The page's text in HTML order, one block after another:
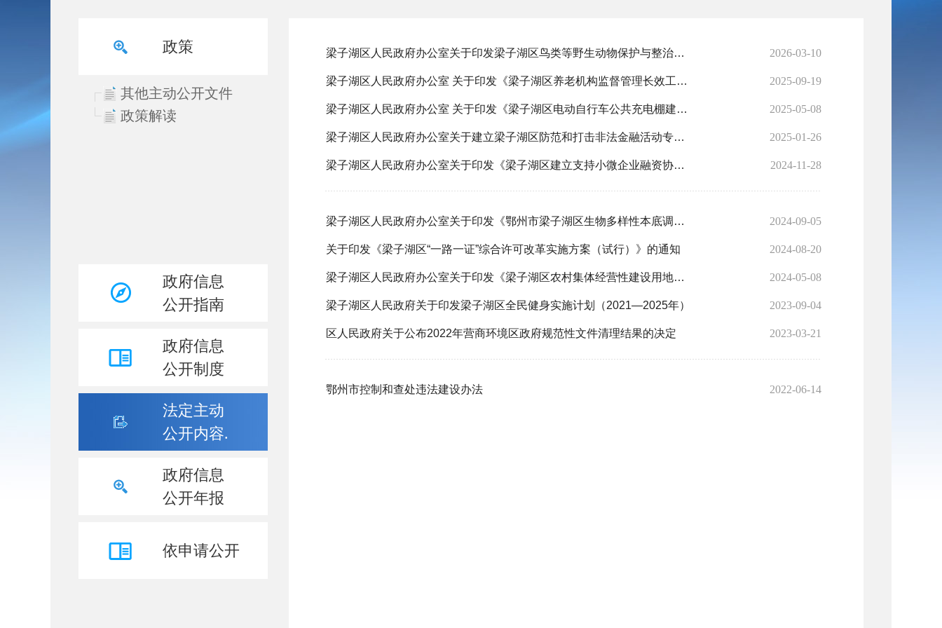
政策
其他主动公开文件
政策解读
政府信息
公开指南
政府信息
公开制度
法定主动
公开内容.
政府信息
公开年报
依申请公开